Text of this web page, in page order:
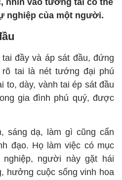
nhìn vào tướng tai có thể
nghiệp của một người.
tai đầy và áp sát đầu, đứng
tai là nét tướng đại phú
to, dày, vành tai ép sát đầu
gia đình phú quý, được
sáng dạ, làm gì cũng cẩn
đạo. Họ làm việc có mục
người này gặt hái
hưởng cuộc sống vinh hoa